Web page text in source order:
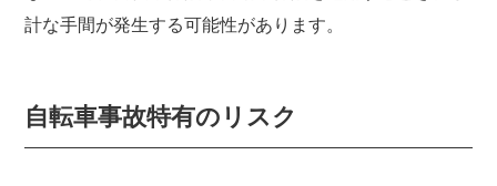
計な手間が発生する可能性があります。
自転車事故特有のリスク